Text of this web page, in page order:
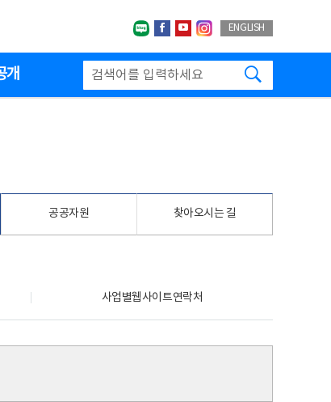
네이버블로그
페이스북
유투브인스타그랩
ENGLISH
개
공공자원 찾아오시는 길
사업별웹사이트연락처